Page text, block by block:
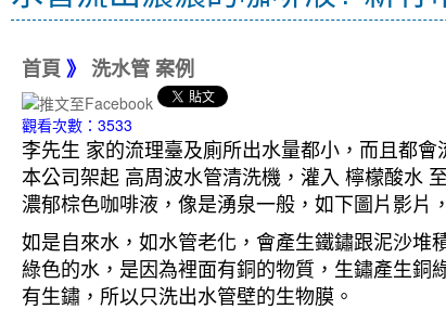
首頁 》 洗水管 案例
觀看次數：3533
李先生 家的流理臺及廁所出水量都小，而且都
本公司架起 高周波水管清洗機，灌入 檸檬酸水
濃郁棕色咖啡液，像是湧泉一般，如下圖片影
如是自來水，如水管老化，會產生鐵鏽跟泥沙
綠色的水，是因為裡面有銅的物質，生鏽產生
有生鏽，所以只洗出水管壁的生物膜。